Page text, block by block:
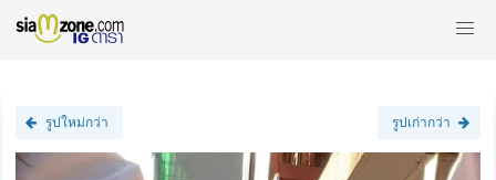
รูปใหม่กว่า รูปเก่ากว่า